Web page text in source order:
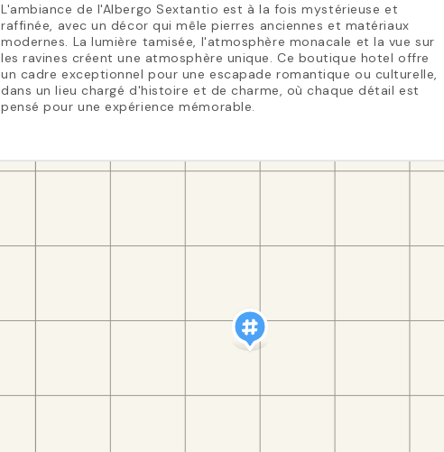
L'ambiance de l'Albergo Sextantio est à la fois mystérieuse et
raffinée, avec un décor qui mêle pierres anciennes et matériaux
modernes. La lumière tamisée, l'atmosphère monacale et la vue sur
les ravines créent une atmosphère unique. Ce boutique hotel offre
un cadre exceptionnel pour une escapade romantique ou culturelle,
dans un lieu chargé d'histoire et de charme, où chaque détail est
pensé pour une expérience mémorable.